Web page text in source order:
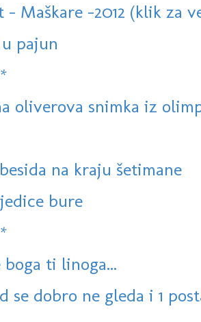
- Maškare -2012 (klik za
pajun
oliverova snimka iz
na kraju šetimane
bure
boga ti linoga...
se dobro ne gleda i 1